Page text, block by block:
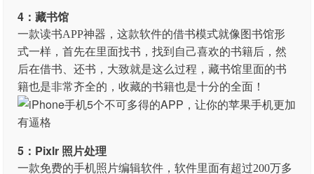
4：藏书馆
一款读书APP神器，这款软件的借书模式就像图书馆形
式一样，首先在里面找书，找到自己喜欢的书籍后，然
后在借书、还书，大致就是这么过程，藏书馆里面的书
籍也是非常齐全的，收藏的书籍也是十分的全面！
5：Pixlr 照片处理
一款免费的手机照片编辑软件，软件里面有超过200万多